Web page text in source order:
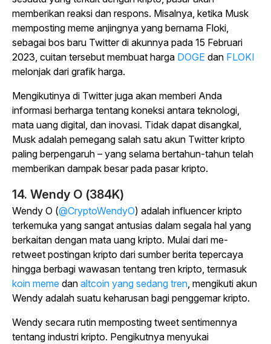
memberikan reaksi dan respons. Misalnya, ketika Musk
memposting meme anjingnya yang bernama Floki,
sebagai bos baru Twitter di akunnya pada 15 Februari
2023, cuitan tersebut membuat harga DOGE dan FLOKI
melonjak dari grafik harga.
Mengikutinya di Twitter juga akan memberi Anda
informasi berharga tentang koneksi antara teknologi,
mata uang digital, dan inovasi. Tidak dapat disangkal,
Musk adalah pemegang salah satu akun Twitter kripto
paling berpengaruh – yang selama bertahun-tahun telah
memberikan dampak besar pada pasar kripto.
14. Wendy O (384K)
Wendy O (@CryptoWendyO) adalah influencer kripto
terkemuka yang sangat antusias dalam segala hal yang
berkaitan dengan mata uang kripto. Mulai dari me-
retweet postingan kripto dari sumber berita tepercaya
hingga berbagi wawasan tentang tren kripto, termasuk
koin meme dan altcoin yang sedang tren, mengikuti akun
Wendy adalah suatu keharusan bagi penggemar kripto.
Wendy secara rutin memposting tweet sentimennya
tentang industri kripto. Pengikutnya menyukai